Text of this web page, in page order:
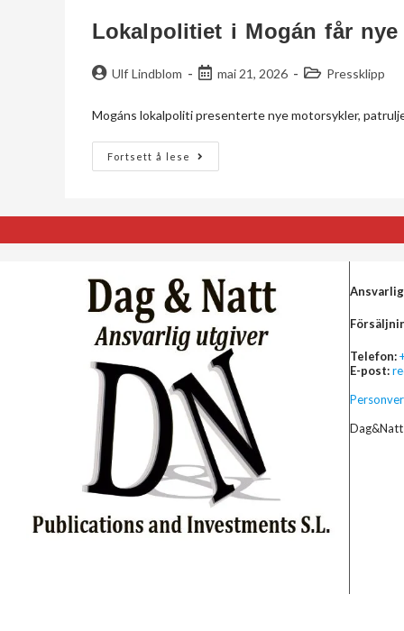
Lokalpolitiet i Mogán får
Ulf Lindblom mai 21, 2026 Pressklipp
Mogáns lokalpoliti presenterte nye motorsykler,
Fortsett å lese
Telefon:
E-post: